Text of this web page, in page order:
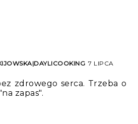
7 LIPCA
zdrowego serca. Trzeba o
zapas".